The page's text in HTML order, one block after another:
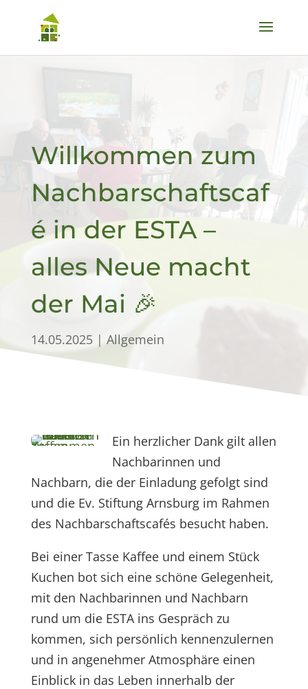
Willkommen zum
Nachbarschaftscaf
é in der ESTA –
alles Neue macht
der Mai 🎉
14.05.2025| Allgemein
Ein herzlicher Dank gilt allen
Nachbarinnen und
Nachbarn, die der Einladung gefolgt sind
und die Ev. Stiftung Arnsburg im Rahmen
des Nachbarschaftscafés besucht haben.
Bei einer Tasse Kaffee und einem Stück
Kuchen bot sich eine schöne Gelegenheit,
mit den Nachbarinnen und Nachbarn
rund um die ESTA ins Gespräch zu
kommen, sich persönlich kennenzulernen
und in angenehmer Atmosphäre einen
Einblick in das Leben innerhalb der